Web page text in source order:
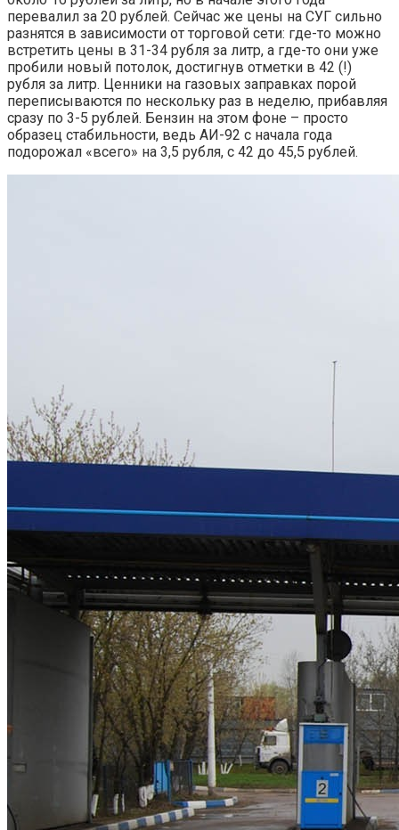
перевалил за 20 рублей. Сейчас же цены на СУГ сильно
разнятся в зависимости от торговой сети: где-то можно
встретить цены в 31-34 рубля за литр, а где-то они уже
пробили новый потолок, достигнув отметки в 42 (!)
рубля за литр. Ценники на газовых заправках порой
переписываются по нескольку раз в неделю, прибавляя
сразу по 3-5 рублей. Бензин на этом фоне – просто
образец стабильности, ведь АИ-92 с начала года
подорожал «всего» на 3,5 рубля, с 42 до 45,5 рублей.